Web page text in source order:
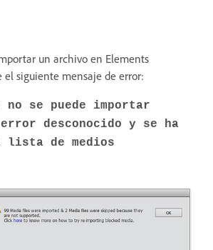
un archivo en Elements
el siguiente mensaje de error:
no se puede importar
desconocido y se ha
lista de medios